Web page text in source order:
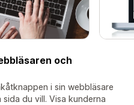
och
i sin webbläsare
du vill. Visa kunderna